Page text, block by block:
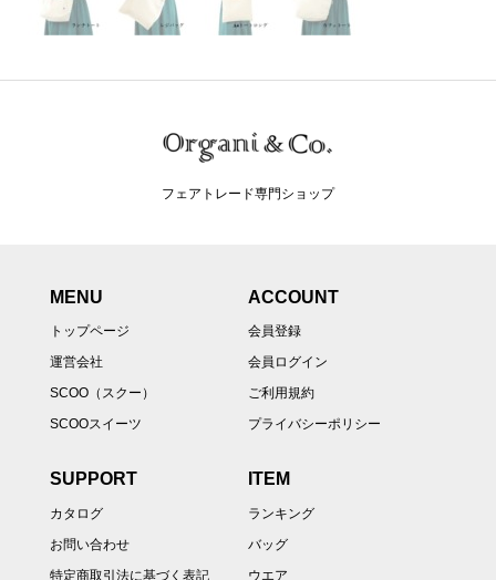
フェアトレード専門ショップ
MENU
トップページ
運営会社
SCOO（スクー）
SCOOスイーツ
ACCOUNT
会員登録
会員ログイン
ご利用規約
プライバシーポリシー
SUPPORT
カタログ
お問い合わせ
特定商取引法に基づく表記
ITEM
ランキング
バッグ
ウエア